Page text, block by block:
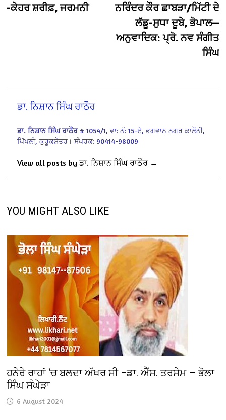
-ਕੇਹਰ ਸ਼ਰੀਫ਼, ਜਰਮਨੀ
ਨਰਿੰਦਰ ਕੌਰ ਛਾਬੜਾ/ਮਿੱਟੀ ਦੇ
ਲੱਡੂ-ਸੁਧਾ ਦੂਬੇ, ਭੋਪਾਲ—
ਅਨੁਵਾਦਿਕ: ਪ੍ਰੋ. ਨਵ ਸੰਗੀਤ
ਸਿੰਘ
ਡਾ. ਨਿਸ਼ਾਨ ਸਿੰਘ ਰਾਠੌਰ
ਡਾ. ਨਿਸ਼ਾਨ ਸਿੰਘ ਰਾਠੌਰ# 1054/1, ਵਾ: ਨੰ: 15-ਏ, ਭਗਵਾਨ ਨਗਰ ਕਾਲੌਨੀ,
ਪਿੱਪਲੀ, ਕੁਰੂਕਸ਼ੇਤਰ। ਸੰਪਰਕ: 90414-98009
View all posts by ਡਾ. ਨਿਸ਼ਾਨ ਸਿੰਘ ਰਾਠੌਰ →
YOU MIGHT ALSO LIKE
ਹਨੇਰੇ ਰਾਹਾਂ ‘ਚ ਬਲਦਾ ਅੱਖਰ ਸੀ –ਡਾ. ਐੱਸ. ਤਰਸੇਮ — ਭੋਲਾ
ਸਿੰਘ ਸੰਘੇੜਾ
6 August 2024